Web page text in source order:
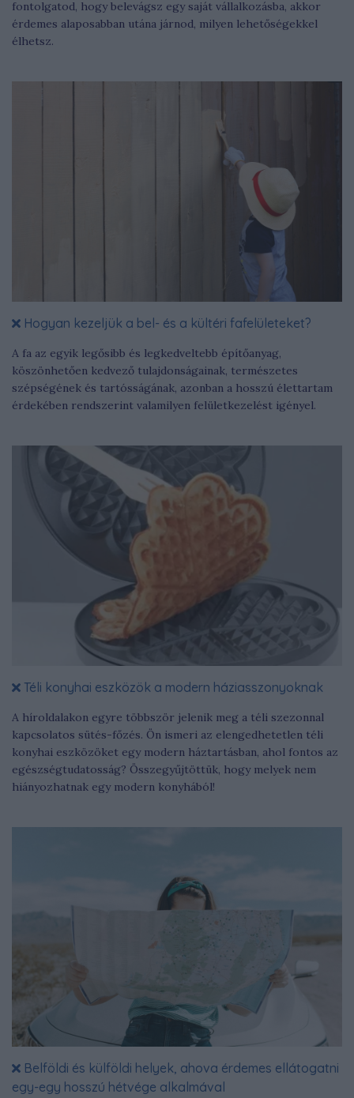
fontolgatod, hogy belevágsz egy saját vállalkozásba, akkor
érdemes alaposabban utána járnod, milyen lehetőségekkel
élhetsz.
Hogyan kezeljük a bel- és a kültéri fafelületeket?
A fa az egyik legősibb és legkedveltebb építőanyag,
köszönhetően kedvező tulajdonságainak, természetes
szépségének és tartósságának, azonban a hosszú élettartam
érdekében rendszerint valamilyen felületkezelést igényel.
Téli konyhai eszközök a modern háziasszonyoknak
A híroldalakon egyre többször jelenik meg a téli szezonnal
kapcsolatos sütés-főzés. Ön ismeri az elengedhetetlen téli
konyhai eszközöket egy modern háztartásban, ahol fontos az
egészségtudatosság? Összegyűjtöttük, hogy melyek nem
hiányozhatnak egy modern konyhából!
Belföldi és külföldi helyek, ahova érdemes ellátogatni
egy-egy hosszú hétvége alkalmával